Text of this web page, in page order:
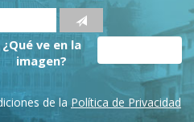
¿Qué ve en la
imagen?
de la Política de Privacidad